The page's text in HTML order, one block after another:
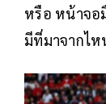
หรือ หน้าจอ
มีที่มาจากไ